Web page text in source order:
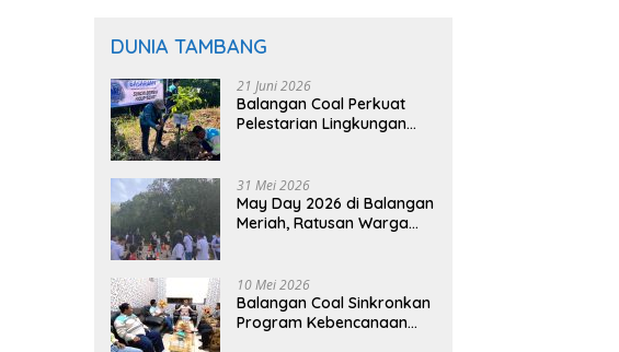
DUNIA TAMBANG
21 Juni 2026
Balangan Coal Perkuat
Pelestarian Lingkungan
31 Mei 2026
May Day 2026 di Balangan
Meriah, Ratusan Warga
10 Mei 2026
Balangan Coal Sinkronkan
Program Kebencanaan